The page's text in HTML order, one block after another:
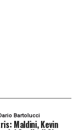
Bartolucci
Maldini, Kevin